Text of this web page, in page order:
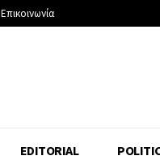
Επικοινωνία
EDITORIAL